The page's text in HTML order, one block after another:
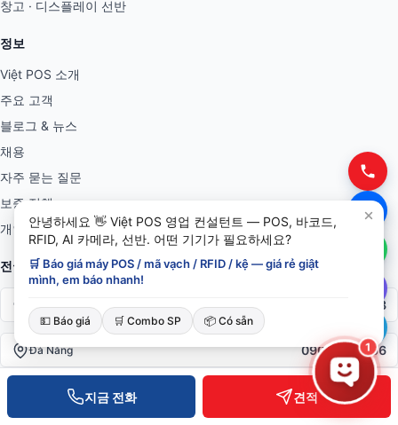
지금 전화 견적
창고 · 디스플레이 선반
정보
Việt POS 소개
주요 고객
블로그 & 뉴스
채용
자주 묻는 질문
보증 정책
개인정보 정책
전국 사무소
Hồ Chí Minh 0934 777 443
Đà Nẵng 0905 999 656
Cần Thơ 0931 777 527
1
안녕하세요 👋 Việt POS 영업 컨설턴트 — POS, 바코드,
RFID, AI 카메라, 선반. 어떤 기기가 필요하세요?
🛒 Báo giá máy POS / mã vạch / RFID / kệ — giá rẻ giật
mình, em báo nhanh!
💵 Báo giá 🛒 Combo SP 📦 Có sẵn